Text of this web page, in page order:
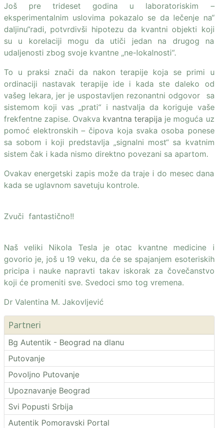
Još pre trideset godina u laboratoriskim –
eksperimentalnim uslovima pokazalo se da lečenje na“
daljinu“radi, potvrdivši hipotezu da kvantni objekti koji
su u korelaciji mogu da utiči jedan na drugog na
udaljenosti zbog svoje kvantne „ne-lokalnosti“.
To u praksi znači da nakon terapije koja se primi u
ordinaciji nastavak terapije ide i kada ste daleko od
vašeg lekara, jer je uspostavljen rezonantni odgovor sa
sistemom koji vas „prati“ i nastvalja da koriguje vaše
frekfentne zapise. Ovakva kvantna terapija je moguća uz
pomoć elektronskih – čipova koja svaka osoba ponese
sa sobom i koji predstavlja „signalni most“ sa kvatnim
sistem čak i kada nismo direktno povezani sa apartom.
Ovakav energetski zapis može da traje i do mesec dana
kada se uglavnom savetuju kontrole.
Zvuči fantastično!!
Naš veliki Nikola Tesla je otac kvantne medicine i
govorio je, još u 19 veku, da će se spajanjem esoteriskih
pricipa i nauke napravti takav iskorak za čovečanstvo
koji će promeniti sve. Svedoci smo tog vremena.
Dr Valentina M. Jakovljević
Partneri
Bg Autentik - Beograd na dlanu
Putovanje
Povoljno Putovanje
Upoznavanje Beograd
Svi Popusti Srbija
Autentik Pomoravski Portal